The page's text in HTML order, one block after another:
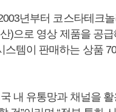
년부터 코스타테크
)으로 영상 제품을 공
스템이 판매하는 상품
국 내 유통망과 채널을